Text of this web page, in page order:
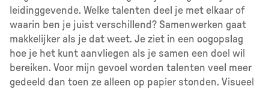
leidinggevende. Welke talenten deel je met elkaar of
waarin ben je juist verschillend? Samenwerken gaat
makkelijker als je dat weet. Je ziet in een oogopslag
hoe je het kunt aanvliegen als je samen een doel wil
bereiken. Voor mijn gevoel worden talenten veel meer
gedeeld dan toen ze alleen op papier stonden. Visueel